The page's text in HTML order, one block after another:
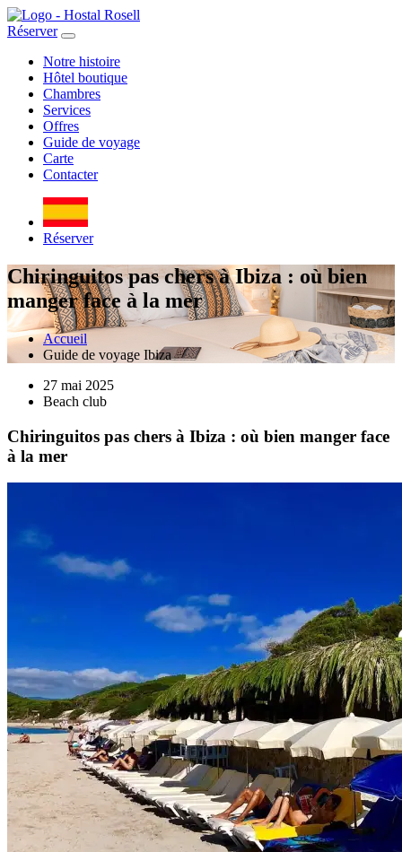
Réserver
Notre histoire
Hôtel boutique
Chambres
Services
Offres
Guide de voyage
Carte
Contacter
Réserver
Chiringuitos pas chers à Ibiza : où bien
manger face à la mer
Accueil
Guide de voyage Ibiza
27 mai 2025
Beach club
Chiringuitos pas chers à Ibiza : où bien manger face
à la mer